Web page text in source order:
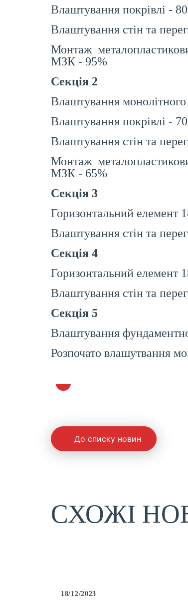
Влаштування покрівлі -
Влаштування стін та
Монтаж
МЗК - 95%
Секція 2
Влаштування
Влаштування покрівлі -
Влаштування стін та
Монтаж
МЗК - 65%
Секція 3
Горизонтальний елемент
Влаштування стін та
Секція 4
Горизонтальний елемент
Влаштування стін та
Секція 5
Влаштування
Розпочато влашутвання
До списку новин
СХОЖІ
18/12/2023